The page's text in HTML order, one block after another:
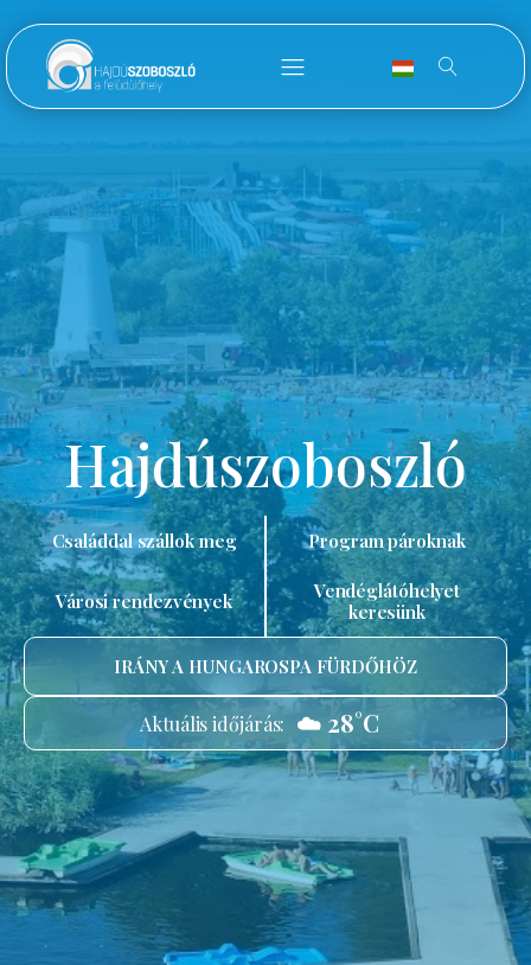
Hajdúszoboszló
Családdal szállok meg Program pároknak
Városi rendezvények
Vendéglátóhelyet
keresünk
IRÁNY A HUNGAROSPA FÜRDŐHÖZ
Aktuális időjárás: ☁️ 28°C